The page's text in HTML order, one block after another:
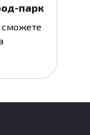
парк
сможете